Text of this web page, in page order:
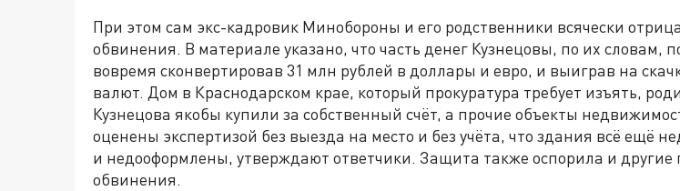
При этом сам экс-кадровик Минобороны и его родственники всячески
обвинения. В материале указано, что часть денег Кузнецовы, по их словам,
вовремя сконвертировав 31 млн рублей в доллары и евро, и выиграв на
валют. Дом в Краснодарском крае, который прокуратура требует изъять,
Кузнецова якобы купили за собственный счёт, а прочие объекты
оценены экспертизой без выезда на место и без учёта, что здания всё ещё
и недооформлены, утверждают ответчики. Защита также оспорила и другие
обвинения.